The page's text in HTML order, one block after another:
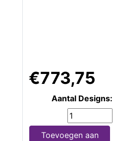
€773,75
Aantal Designs:
Toevoegen aan